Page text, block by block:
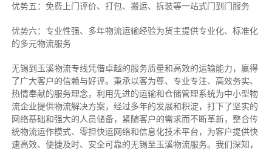
优势五：免费上门评价、打包、搬运、拆装等一站式门到门服务
优势六：专业性强、多年物流运输经验为货主提供专业化、标准化
的多元物流服务
无锡到玉溪物流专线凭借卓越的服务质量和高效的运输能力，赢得
了广大客户的信赖与好评。 秉承以客为尊、专业专注、高效务实、
热情奉献的服务理念，利用先进的运输和仓储管理系统为中小型物
流企业提供物流解决方案，经过多年的发展和积淀，打下了坚实的
网络基础和强大的人员储备，紧随客户的需求而不断革新，整合传
统物流运作模式、零担快运网络和信息化技术平台，为客户提供快
速高效、便捷及时、安全可靠的无锡至玉溪物流服务。 我们深知，